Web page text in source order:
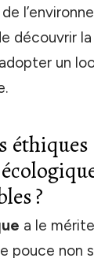
découvrir
un
?
a le
pouce non